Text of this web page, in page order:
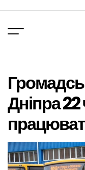
вмісту
Дніпра